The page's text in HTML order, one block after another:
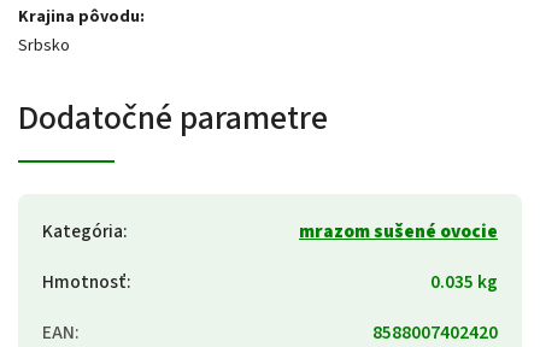
Krajina pôvodu:
Srbsko
Dodatočné parametre
Kategória:
mrazom sušené ovocie
Hmotnosť:
0.035 kg
EAN: 8588007402420